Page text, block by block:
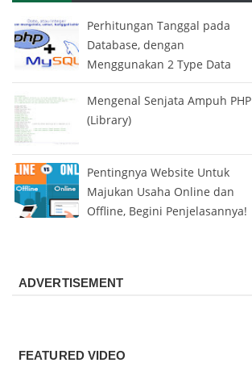
Perhitungan Tanggal pada
Database, dengan
Menggunakan 2 Type Data
Mengenal Senjata Ampuh PHP
(Library)
Pentingnya Website Untuk
Majukan Usaha Online dan
Offline, Begini Penjelasannya!
ADVERTISEMENT
FEATURED VIDEO